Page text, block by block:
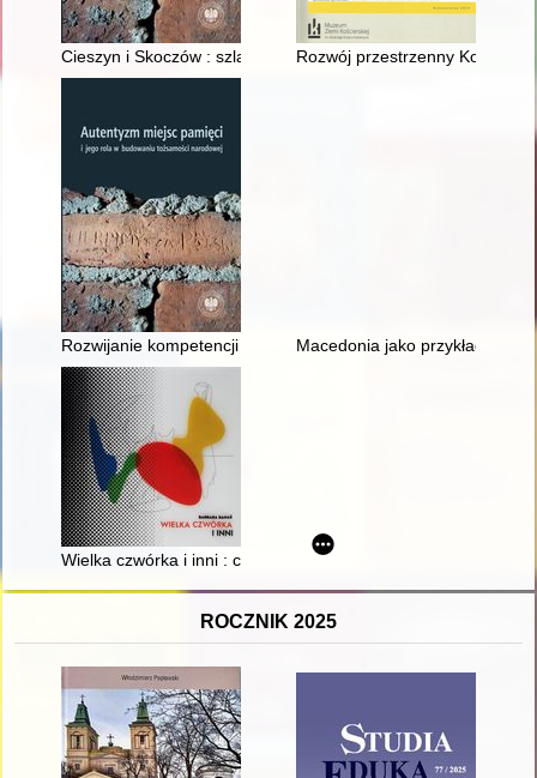
Cieszyn i Skoczów : szlakiem konfliktu polsko-
Rozwój przestrzenny
Rozwijanie kompetencji kluczowych z wykorzystaniem
Macedonia jako przykład
Wielka czwórka i inni : ceramiczna rzeźba kameralna w PRL-u
ROCZNIK 2025